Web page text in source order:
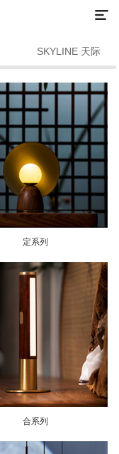
SKYLINE 天际
定系列
合系列